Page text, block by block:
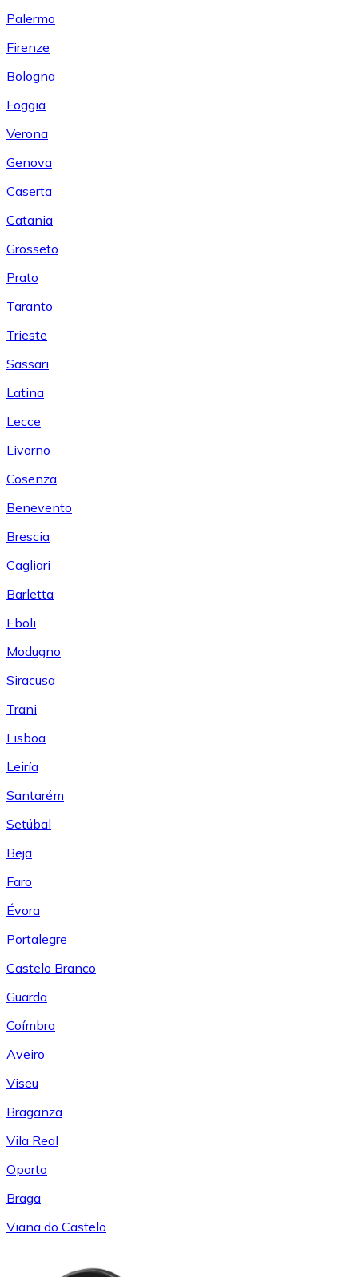
Palermo
Firenze
Bologna
Foggia
Verona
Genova
Caserta
Catania
Grosseto
Prato
Taranto
Trieste
Sassari
Latina
Lecce
Livorno
Cosenza
Benevento
Brescia
Cagliari
Barletta
Eboli
Modugno
Siracusa
Trani
Lisboa
Leiría
Santarém
Setúbal
Beja
Faro
Évora
Portalegre
Castelo Branco
Guarda
Coímbra
Aveiro
Viseu
Braganza
Vila Real
Oporto
Braga
Viana do Castelo